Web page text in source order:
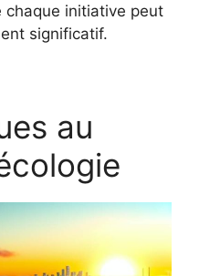
chaque initiative peut
significatif.
au